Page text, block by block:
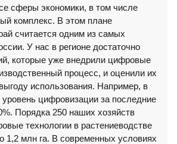
сферы экономики, в том числе
комплекс. В этом плане
считается одним из самых
У нас в регионе достаточно
которые уже внедрили цифровые
процесс, и оценили их
использования. Например, в
уровень цифровизации за последние
Порядка 250 наших хозяйств
технологии в растениеводстве
1,2 млн га. В современных условиях